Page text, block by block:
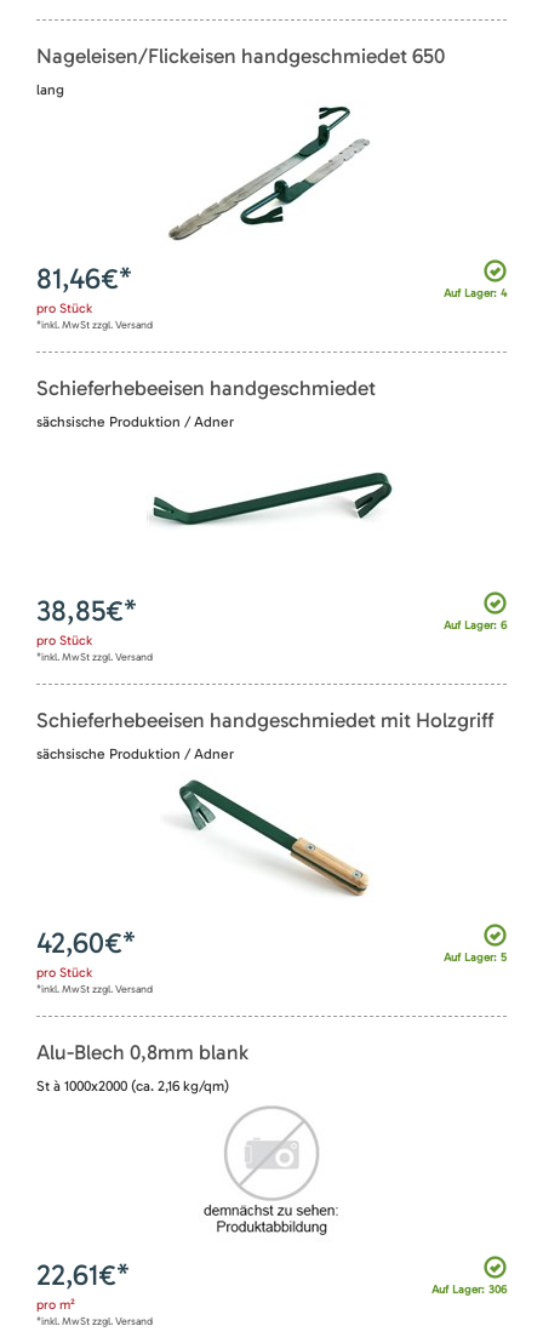
Nageleisen/Flickeisen handgeschmiedet 650
lang
Auf Lager: 4
81,46€*
pro Stück
*inkl. MwSt zzgl. Versand
Schieferhebeeisen handgeschmiedet
sächsische Produktion / Adner
Auf Lager: 6
38,85€*
pro Stück
*inkl. MwSt zzgl. Versand
Schieferhebeeisen handgeschmiedet mit Holzgriff
sächsische Produktion / Adner
Auf Lager: 5
42,60€*
pro Stück
*inkl. MwSt zzgl. Versand
Alu-Blech 0,8mm blank
St à 1000x2000 (ca. 2,16 kg/qm)
Auf Lager: 306
22,61€*
pro m²
*inkl. MwSt zzgl. Versand